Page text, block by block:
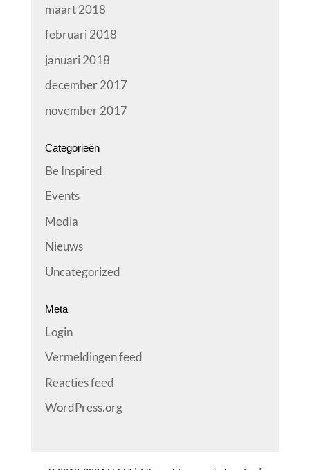
maart 2018
februari 2018
januari 2018
december 2017
november 2017
Categorieën
Be Inspired
Events
Media
Nieuws
Uncategorized
Meta
Login
Vermeldingen feed
Reacties feed
WordPress.org